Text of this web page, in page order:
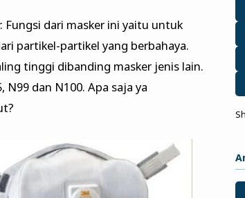
Fungsi dari masker ini yaitu untuk
partikel-partikel yang berbahaya.
tinggi dibanding masker jenis lain.
dan N100. Apa saja ya